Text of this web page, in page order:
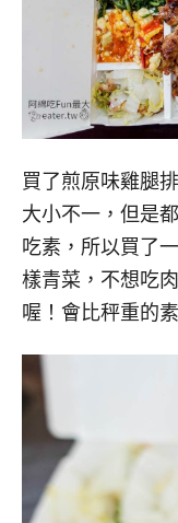
買了煎原味雞腿
大小不一，但是
吃素，所以買了
樣青菜，不想吃
喔！會比秤重的